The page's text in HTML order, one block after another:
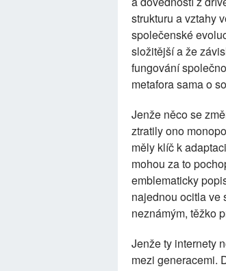
strukturu a vztahy
společenské
složitější a že
fungování
metafora sama o
Jenže něco se
ztratily ono
měly klíč k
mohou za to
emblematicky
najednou ocitla ve
neznámým, těžko
Jenže ty internety
mezi generacemi.